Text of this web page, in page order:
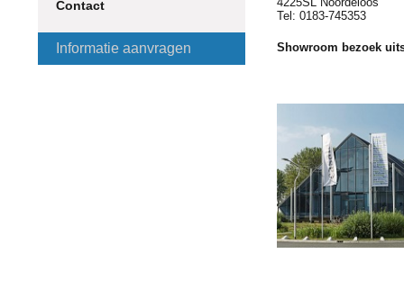
Contact
Informatie aanvragen
Tel: 0183-745353
Showroom bezoek